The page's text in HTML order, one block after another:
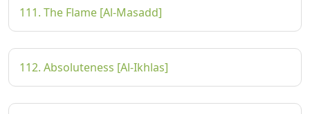
111. The Flame [Al-Masadd]
112. Absoluteness [Al-Ikhlas]